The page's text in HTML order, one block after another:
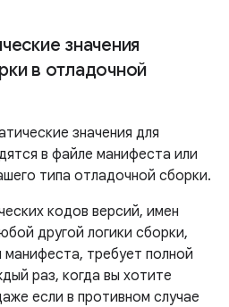
значения
в отладочной
значения для
в файле манифеста или
типа отладочной сборки.
кодов версий, имен
другой логики сборки,
требует полной
раз, когда вы хотите
если в противном случае